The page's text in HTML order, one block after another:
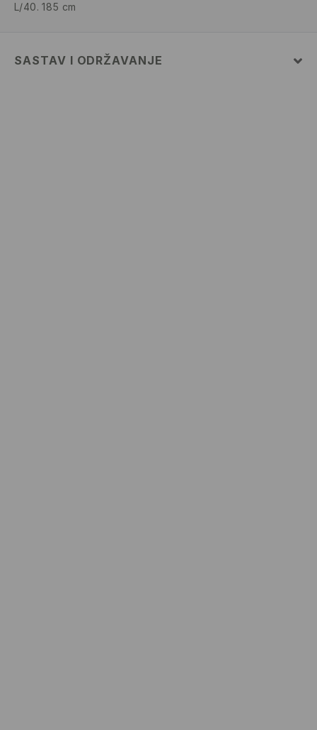
L/40. 185 cm
SASTAV I ODRŽAVANJE